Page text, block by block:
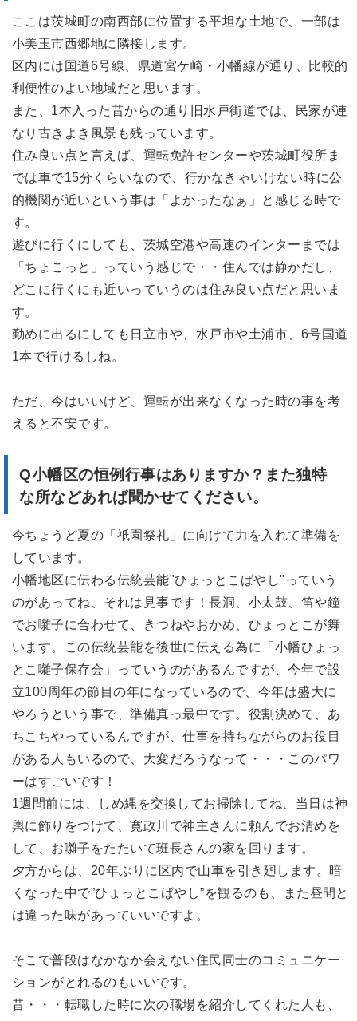
ここは茨城町の南西部に位置する平坦な土地で、一部は
小美玉市西郷地に隣接します。
区内には国道6号線、県道宮ケ崎・小幡線が通り、比較的
利便性のよい地域だと思います。
また、1本入った昔からの通り旧水戸街道では、民家が連
なり古きよき風景も残っています。
住み良い点と言えば、運転免許センターや茨城町役所ま
では車で15分くらいなので、行かなきゃいけない時に公
的機関が近いという事は「よかったなぁ」と感じる時で
す。
遊びに行くにしても、茨城空港や高速のインターまでは
「ちょこっと」っていう感じで・・住んでは静かだし、
どこに行くにも近いっていうのは住み良い点だと思いま
す。
勤めに出るにしても日立市や、水戸市や土浦市、6号国道
1本で行けるしね。
ただ、今はいいけど、運転が出来なくなった時の事を考
えると不安です。
Q小幡区の恒例行事はありますか？また独特
な所などあれば聞かせてください。
今ちょうど夏の「祇園祭礼」に向けて力を入れて準備を
しています。
小幡地区に伝わる伝統芸能"ひょっとこばやし"っていう
のがあってね、それは見事です！長洞、小太鼓、笛や鐘
でお囃子に合わせて、きつねやおかめ、ひょっとこが舞
います。この伝統芸能を後世に伝える為に「小幡ひょっ
とこ囃子保存会」っていうのがあるんですが、今年で設
立100周年の節目の年になっているので、今年は盛大に
やろうという事で、準備真っ最中です。役割決めて、あ
ちこちやっているんですが、仕事を持ちながらのお役目
がある人もいるので、大変だろうなって・・・このパワ
ーはすごいです！
1週間前には、しめ縄を交換してお掃除してね、当日は神
輿に飾りをつけて、寛政川で神主さんに頼んでお清めを
して、お囃子をたたいて班長さんの家を回ります。
夕方からは、20年ぶりに区内で山車を引き廻します。暗
くなった中で”ひょっとこばやし”を観るのも、また昼間と
は違った味があっていいですよ。
そこで普段はなかなか会えない住民同士のコミュニケー
ションがとれるのもいいです。
昔・・・転職した時に次の職場を紹介してくれた人も、